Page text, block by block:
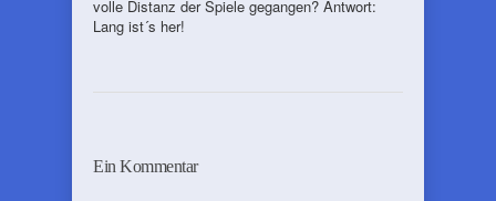
volle Distanz der Spiele gegangen? Antwort:
Lang ist´s her!
Ein Kommentar